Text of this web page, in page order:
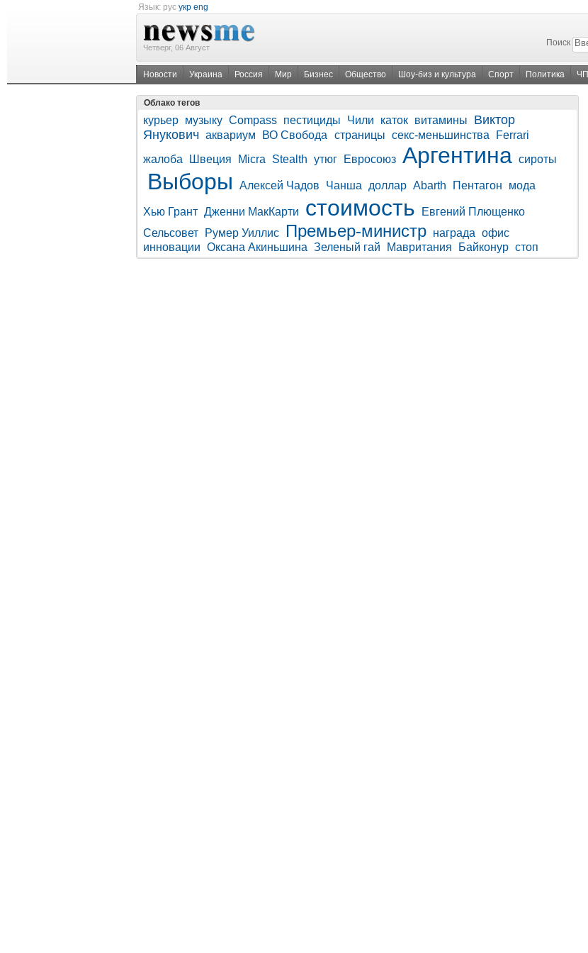
Язык: рус укр eng
Четверг, 06 Август Поиск
Новости Украина Россия Мир Бизнес Общество Шоу-биз и культура Спорт Политика ЧП
Облако тегов
курьер музыку Compass пестициды Чили каток витамины
Виктор
Янукович аквариум ВО Свобода страницы секс-меньшинства
Ferrari
жалоба
Швеция Micra Stealth утюг Евросоюз Аргентина сироты
Выборы Алексей Чадов Чанша доллар Abarth Пентагон мода
Хью Грант Дженни МакКарти стоимость
Евгений Плющенко
Сельсовет
Румер Уиллис Премьер-министр награда офис
инновации Оксана Акиньшина Зеленый гай Мавритания Байконур стоп